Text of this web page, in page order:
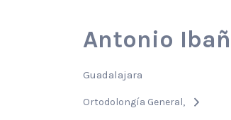
Antonio
Guadalajara
Ortodolongía General